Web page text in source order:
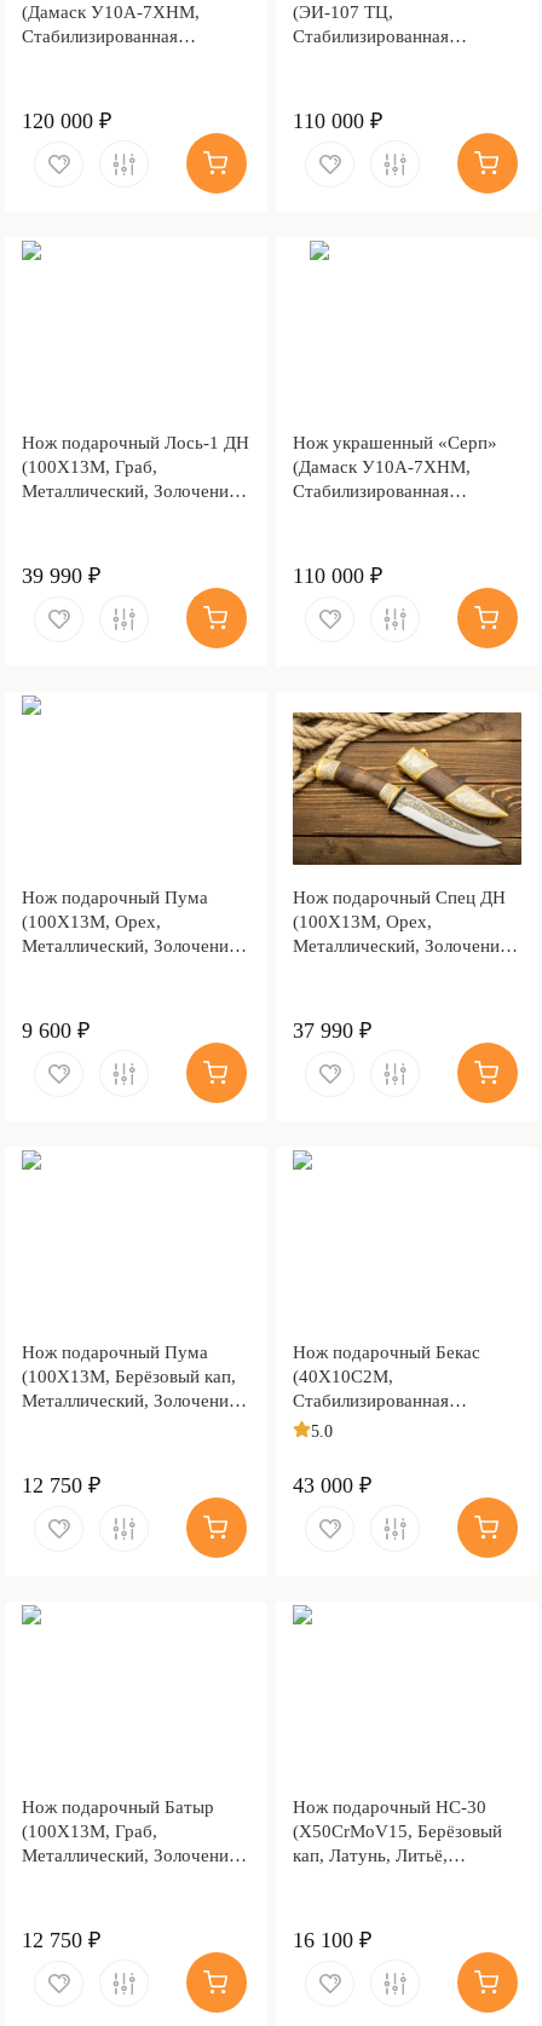
(Дамаск У10А-7ХНМ,
Стабилизированная
тыльника)
120 000 ₽
(ЭИ-107 ТЦ,
Стабилизированная
тыльника)
110 000 ₽
Нож подарочный Лось-1 ДН
(100Х13М, Граб,
Металлический, Золочение
39 990 ₽
Нож украшенный «Серп»
(Дамаск У10А-7ХНМ,
Стабилизированная
тыльника)
110 000 ₽
Нож подарочный Пума
(100Х13М, Орех,
Металлический, Золочение
9 600 ₽
Нож подарочный Спец ДН
(100Х13М, Орех,
Металлический, Золочение
37 990 ₽
Нож подарочный Пума
(100Х13М, Берёзовый кап,
Металлический, Золочение
12 750 ₽
Нож подарочный Бекас
(40Х10С2М,
Стабилизированная
карельская береза, Литьё,
тыльника)
5.0
43 000 ₽
Нож подарочный Батыр
(100Х13М, Граб,
Металлический, Золочение
12 750 ₽
Нож подарочный НС-30
(X50CrMoV15, Берёзовый
кап, Латунь, Литьё,
16 100 ₽